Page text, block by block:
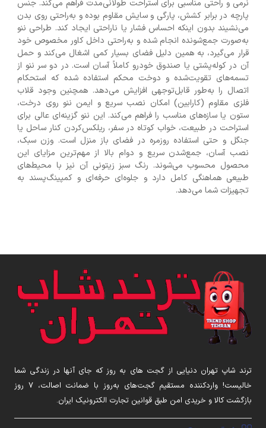
نرمی و راحتی مناسبی برای استراحت طولانی‌مدت فراهم می‌کند. جنس
پارچه در برابر کشش، پارگی و سایش مقاوم بوده و به‌راحتی روی بدن
می‌نشیند بدون اینکه احساس فشار یا ناراحتی ایجاد کند. طراحی ننو
به‌صورت جمع‌شونده انجام شده و به‌راحتی داخل کاور مخصوص خود
قرار می‌گیرد، به همین دلیل فضای بسیار کمی اشغال می‌کند و حمل
آن در کوله‌پشتی یا صندوق خودرو کاملاً آسان است. در دو سر ننو از
تسمه‌های تقویت‌شده و دوخت محکم استفاده شده که استحکام
اتصال را به‌طور قابل‌توجهی افزایش می‌دهد. همچنین وجود قلاب
فلزی مقاوم (کارابین) امکان نصب سریع و ایمن ننو روی درخت،
ستون یا سازه‌های مناسب را فراهم می‌کند. این ننو گزینه‌ای عالی برای
استراحت در طبیعت، خواب کوتاه در سفر، ریلکس‌کردن کنار ساحل یا
جنگل و حتی استفاده روزمره در فضای باز منزل است. وزن سبک،
نصب آسان، جمع‌شدن سریع و دوام بالا از مهم‌ترین مزایای این
محصول محسوب می‌شوند. رنگ سبز زیتونی آن نیز با محیط‌های
طبیعی هماهنگی کامل دارد و جلوه‌ای حرفه‌ای و کمپینگ‌پسند به
تجهیزات شما می‌دهد.
ترند شاپ تهران دنیایی از گجت های به روز که جای آنها در زندگی شما
خالیست! واردکننده مستقیم گجت‌های به‌روز با ضمانت اصالت، ۷ روز
بازگشت کالا و خریدی امن طبق قوانین تجارت الکترونیک ایران.